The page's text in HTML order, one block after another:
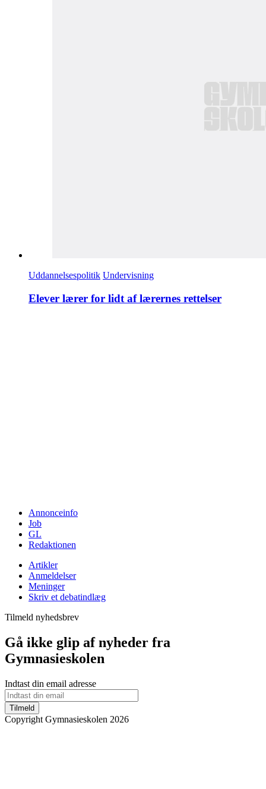
Uddannelsespolitik Undervisning
Elever lærer for lidt af lærernes rettelser
Annonceinfo
Job
GL
Redaktionen
Artikler
Anmeldelser
Meninger
Skriv et debatindlæg
Tilmeld nyhedsbrev
Gå ikke glip af nyheder fra
Gymnasieskolen
Indtast din email adresse
Tilmeld
Copyright Gymnasieskolen 2026